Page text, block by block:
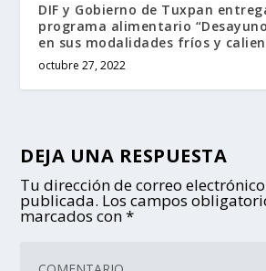
DIF y Gobierno de Tuxpan
programa alimentario
en sus modalidades fríos y
octubre 27, 2022
DEJA UNA RESPUESTA
Tu dirección de correo
publicada. Los campos
marcados con*